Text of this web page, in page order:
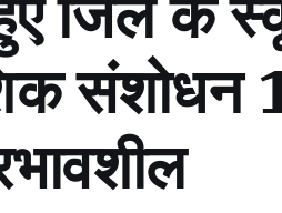
संशोधन